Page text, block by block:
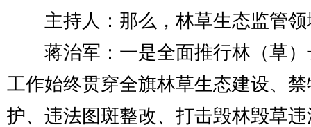
主持人：那么，林草生态监管领
蒋治军：一是全面推行林（草）
工作始终贯穿全旗林草生态建设、
护、违法图斑整改、打击毁林毁草